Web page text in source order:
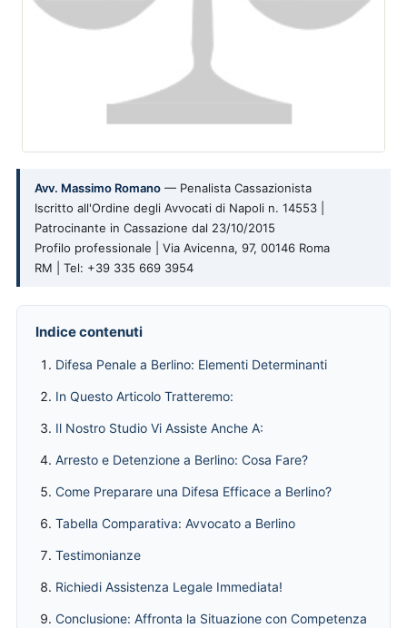
Avv. Massimo Romano — Penalista Cassazionista
Iscritto all'Ordine degli Avvocati di Napoli n. 14553 |
Patrocinante in Cassazione dal 23/10/2015
Profilo professionale | Via Avicenna, 97, 00146 Roma
RM | Tel: +39 335 669 3954
Indice contenuti
Difesa Penale a Berlino: Elementi Determinanti
In Questo Articolo Tratteremo:
Il Nostro Studio Vi Assiste Anche A:
Arresto e Detenzione a Berlino: Cosa Fare?
Come Preparare una Difesa Efficace a Berlino?
Tabella Comparativa: Avvocato a Berlino
Testimonianze
Richiedi Assistenza Legale Immediata!
Conclusione: Affronta la Situazione con Competenza